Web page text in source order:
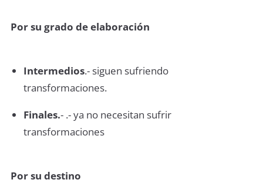
Por su grado de elaboración
Intermedios.- siguen sufriendo
transformaciones.
Finales.- .- ya no necesitan sufrir
transformaciones
Por su destino